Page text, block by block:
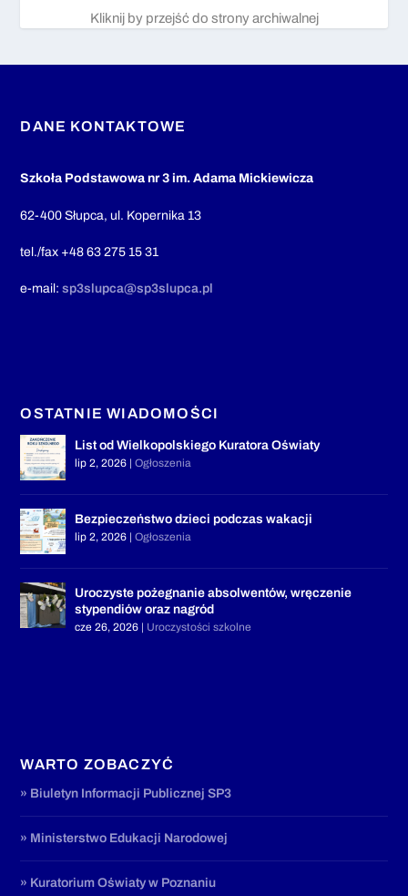
Kliknij by przejść do strony archiwalnej
DANE KONTAKTOWE
Szkoła Podstawowa nr 3 im. Adama Mickiewicza
62-400 Słupca, ul. Kopernika 13
tel./fax +48 63 275 15 31
e-mail:sp3slupca@sp3slupca.pl
OSTATNIE WIADOMOŚCI
List od Wielkopolskiego Kuratora Oświaty
lip 2, 2026 |Ogłoszenia
Bezpieczeństwo dzieci podczas wakacji
lip 2, 2026 |Ogłoszenia
Uroczyste pożegnanie absolwentów, wręczenie
stypendiów oraz nagród
cze 26, 2026 | Uroczystości szkolne
WARTO ZOBACZYĆ
» Biuletyn Informacji Publicznej SP3
» Ministerstwo Edukacji Narodowej
» Kuratorium Oświaty w Poznaniu